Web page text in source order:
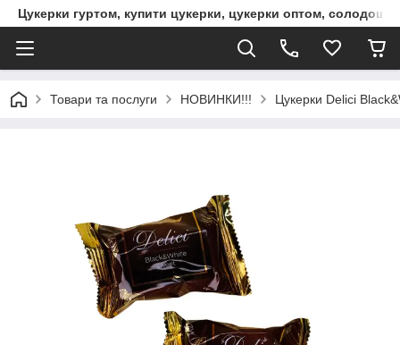
Цукерки гуртом, купити цукерки, цукерки оптом, солодощі
Товари та послуги НОВИНКИ!!! Цукерки Delici